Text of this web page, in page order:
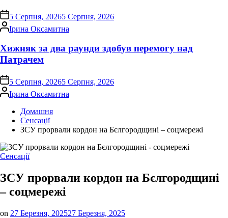
on 5 Серпня, 20265 Серпня, 2026
Опубліковано
Ірина Оксамитна
Хижняк за два раунди здобув перемогу над
Патрачем
on 5 Серпня, 20265 Серпня, 2026
Опубліковано
Ірина Оксамитна
Домашня
Сенсації
ЗСУ прорвали кордон на Бєлгородщині – соцмережі
Опублікувати
Сенсації
ЗСУ прорвали кордон на Бєлгородщині
– соцмережі
on 27 Березня, 202527 Березня, 2025